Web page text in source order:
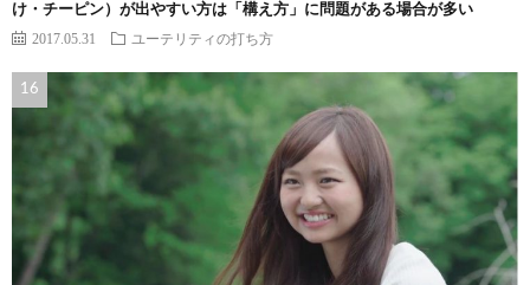
け・チーピン）が出やすい方は「構え方」に問題がある場合が多い
2017.05.31 ユーテリティの打ち方